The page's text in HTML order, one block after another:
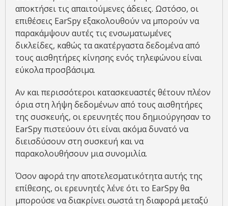
αποκτήσει τις απαιτούμενες άδειες. Ωστόσο, οι
επιθέσεις EarSpy εξακολουθούν να μπορούν να
παρακάμψουν αυτές τις ενσωματωμένες
δικλείδες, καθώς τα ακατέργαστα δεδομένα από
τους αισθητήρες κίνησης ενός τηλεφώνου είναι
εύκολα προσβάσιμα.
Αν και περισσότεροι κατασκευαστές θέτουν πλέον
όρια στη λήψη δεδομένων από τους αισθητήρες
της συσκευής, οι ερευνητές που δημιούργησαν το
EarSpy πιστεύουν ότι είναι ακόμα δυνατό να
διεισδύσουν στη συσκευή και να
παρακολουθήσουν μια συνομιλία.
Όσον αφορά την αποτελεσματικότητα αυτής της
επίθεσης, οι ερευνητές λένε ότι το EarSpy θα
μπορούσε να διακρίνει σωστά τη διαφορά μεταξύ